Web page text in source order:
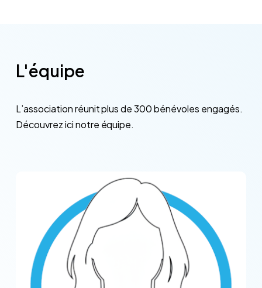
L'équipe
L’associationréunitplus de 300 bénévoles engagés.
Découvrezicinotre équipe.